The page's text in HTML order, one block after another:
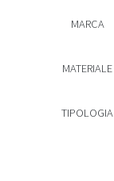
MARCA
MATERIALE
TIPOLOGIA